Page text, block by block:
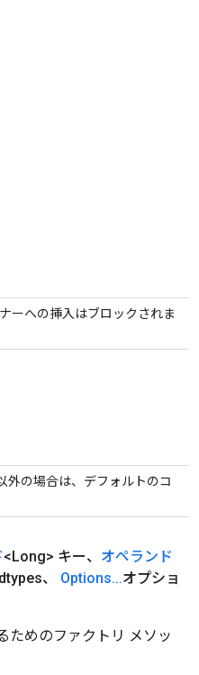
ーへの挿入はブロックされま
外の場合は、デフォルトのコ
<Long> キー、 オペランド
、 Options...オプショ
ためのファクトリ メソッ